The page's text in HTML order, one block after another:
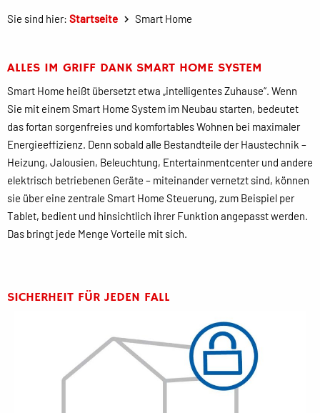
Sie sind hier: Startseite Smart Home
ALLES IM GRIFF DANK SMART HOME SYSTEM
Smart Home heißt übersetzt etwa „intelligentes Zuhause“. Wenn
Sie mit einem Smart Home System im Neubau starten, bedeutet
das fortan sorgenfreies und komfortables Wohnen bei maximaler
Energieeffizienz. Denn sobald alle Bestandteile der Haustechnik –
Heizung, Jalousien, Beleuchtung, Entertainmentcenter und andere
elektrisch betriebenen Geräte – miteinander vernetzt sind, können
sie über eine zentrale Smart Home Steuerung, zum Beispiel per
Tablet, bedient und hinsichtlich ihrer Funktion angepasst werden.
Das bringt jede Menge Vorteile mit sich.
SICHERHEIT FÜR JEDEN FALL